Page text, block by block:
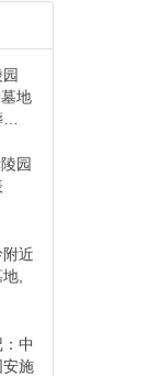
地
园
近
,
中
安施